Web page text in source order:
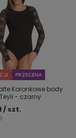
PRZECENA
Koronkowe body
- czarny
/ szt.